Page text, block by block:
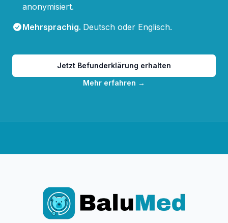
anonymisiert.
Mehrsprachig. Deutsch oder Englisch.
Jetzt Befunderklärung erhalten
Mehr erfahren →